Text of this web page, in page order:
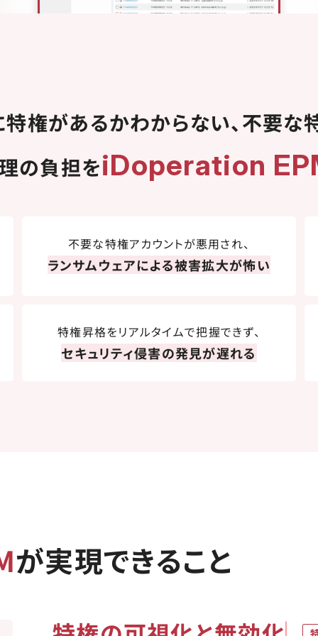
特権があるかわからない、不要な
の負担をiDoperation
不要な特権アカウントが悪用され、
ランサムウェアによる被害拡大が怖い
特権昇格をリアルタイムで把握できず、
セキュリティ侵害の発見が遅れる
が実現できること